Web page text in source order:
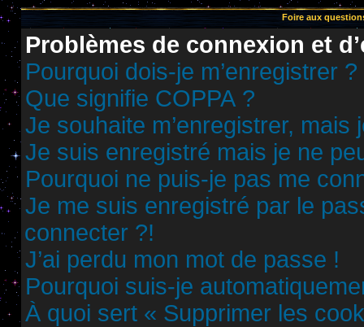
Foire aux
Problèmes de connexion et
Pourquoi dois-je m’enregistrer ?
Que signifie COPPA ?
Je souhaite m’enregistrer, mais
Je suis enregistré mais je ne
Pourquoi ne puis-je pas me
Je me suis enregistré par le
connecter ?!
J’ai perdu mon mot de passe !
Pourquoi suis-je
À quoi sert « Supprimer les